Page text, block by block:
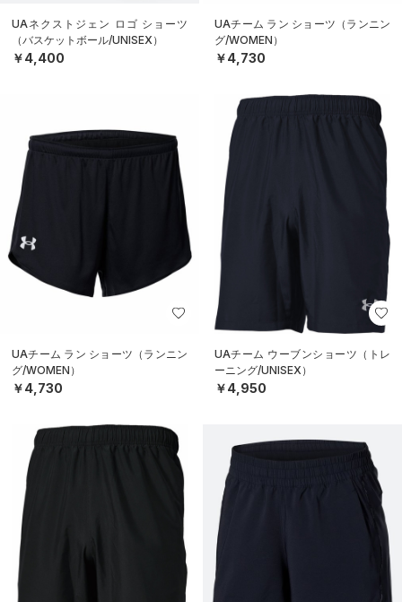
UAネクストジェン ロゴ ショーツ
（バスケットボール/UNISEX）
￥4,400
UAチーム ラン ショーツ（ランニン
グ/WOMEN）
￥4,730
UAチーム ラン ショーツ（ランニン
グ/WOMEN）
￥4,730
UAチーム ウーブンショーツ（トレ
ーニング/UNISEX）
￥4,950